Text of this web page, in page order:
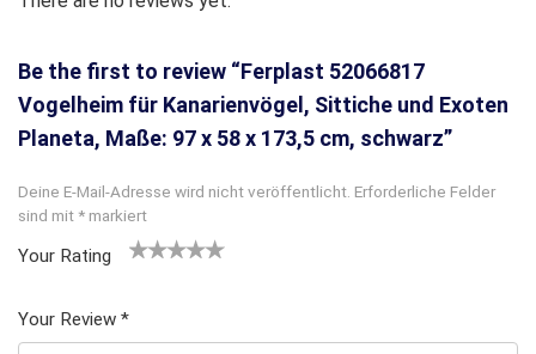
Be the first to review “Ferplast 52066817
Vogelheim für Kanarienvögel, Sittiche und Exoten
Planeta, Maße: 97 x 58 x 173,5 cm, schwarz”
Deine E-Mail-Adresse wird nicht veröffentlicht. Erforderliche Felder
sind mit * markiert
Your Rating
o
5 St
nen
n
Your Review *